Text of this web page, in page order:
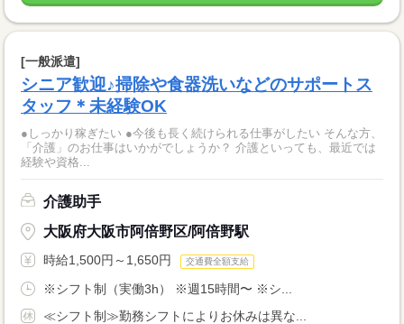
[一般派遣]
シニア歓迎♪掃除や食器洗いなどのサポートス
タッフ＊未経験OK
●しっかり稼ぎたい ●今後も長く続けられる仕事がしたい そんな方、
「介護」のお仕事はいかがでしょうか？ 介護といっても、最近では
経験や資格...
介護助手
大阪府大阪市阿倍野区/阿倍野駅
時給1,500円～1,650円 交通費全額支給
※シフト制（実働3h） ※週15時間〜 ※シ...
≪シフト制≫勤務シフトによりお休みは異な...